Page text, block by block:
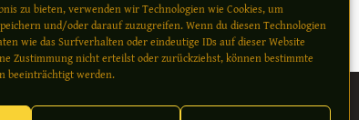
zu bieten, verwenden wir Technologien wie Cookies, um
und/oder darauf zuzugreifen. Wenn du diesen Technologien
wie das Surfverhalten oder eindeutige IDs auf dieser Website
Zustimmung nicht erteilst oder zurückziehst, können bestimmte
beeinträchtigt werden.
Newsletter